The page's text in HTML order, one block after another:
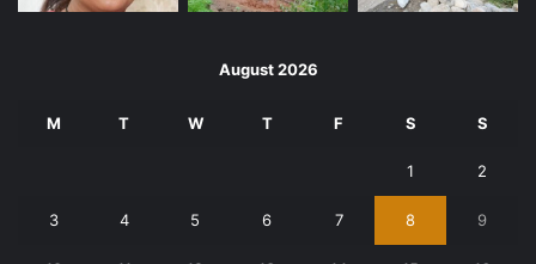
August 2026
M T W T F S S
1 2
3 4 5 6 7 8 9